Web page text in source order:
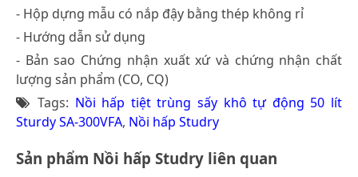
- Hộp dựng mẫu có nắp đậy bằng thép không rỉ
- Hướng dẫn sử dụng
- Bản sao Chứng nhận xuất xứ và chứng nhận chất
lượng sản phẩm (CO, CQ)
Tags: Nồi hấp tiệt trùng sấy khô tự động 50 lít
Sturdy SA-300VFA, Nồi hấp Studry
Sản phẩm Nồi hấp Studry liên quan